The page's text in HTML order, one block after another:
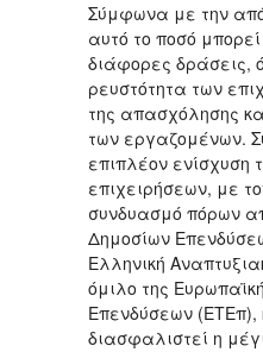
Σύμφωνα με την
αυτό το ποσό
διάφορες δράσεις,
ρευστότητα των
της απασχόλησης
των εργαζομένων.
επιπλέον ενίσχυση
επιχειρήσεων, με
συνδυασμό πόρων
Δημοσίων
Ελληνική
όμιλο της
Επενδύσεων (ΕΤΕπ),
διασφαλιστεί η